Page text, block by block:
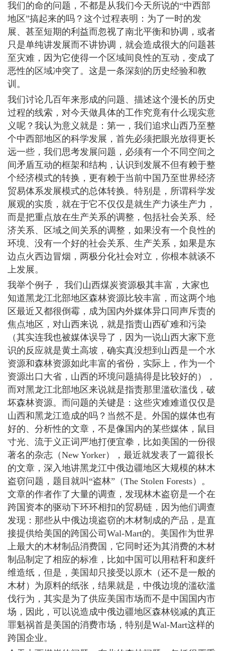
我们的命的问题，不都是从我们今天所说的“中西部
地区”搞起来的吗？这个过程表明：为了一时的发
展、甚至短期的利益而忽视了南北平衡和协调，或者
只是单纯讲发展而不讲协调，就会造成很大的问题甚
至灾难，因为它使得一个区域间良性的互动，变成了
恶性的区域冲突了。这是一条深刻的历史经验和教
训。
我们讨论几百年来形成的问题、描述这个漫长的历史
过程的线索，对今天做具体的工作究竟有什么现实意
义呢？我认为意义就是：第一，我们追求山西乃至整
个中西部地区的科学发展，首先必须把眼光放得更长
远一些，我们思考发展问题，必须有一个不同空间之
间矛盾互动的框架和结构，认识到发展不但有赖于整
个经济模式的转换，更有赖于当前中国乃至世界经济
贸易体系发展模式的总体转换。特别是，所谓科学发
展观的实质，就在于它不仅仅是就生产力谈生产力，
而是把重点放在生产关系的调整，包括社会关系、经
济关系、区域之间关系的调整，如果没有一个良性的
环境、没有一个好的社会关系、生产关系，如果是东
边点火西边冒烟，两极分化社会对立，你根本就谈不
上发展。
我举个例子， 我们山西煤炭资源极其丰富，大家也
知道黑龙江北部地区森林资源比较丰富，而这两个地
区最近又都很倒霉，成为国内外媒体异口同声斥责的
焦点地区，对山西来说，就是指责山西矿难和污染
（其实连我也被媒体误导了，因为一说山西大家下意
识的反应就是黄土高坡，确实真没想到山西是一个水
资源和森林资源如此丰富的省份，实际上，作为一个
资源出口大省，山西的环境问题搞得是比较好的），
而对黑龙江北部地区来说就是指责那里滥砍滥伐，破
坏森林资源。而问题的关键是：这些灾难难道仅仅是
山西和黑龙江造成的吗？当然不是。外国的媒体也有
好的、分析性的文章，不是像国内的某些媒体，鼠目
寸光、流于义正词严地打便宜拳，比如美国的一份很
著名的杂志（New Yorker），最近就发表了一篇很长
的文章，深入地讲黑龙江中俄边疆地区大规模的林木
盗窃问题，题目就叫“盗林”（The Stolen Forests）。
文章的作者作了大量的调查，发现林木盗窃是一个在
跨国资本的驱动下环环相扣的贸易链，因为他们调查
发现：那些从中俄边境盗窃的木材制成的产品，是直
接提供给美国的跨国公司Wal-Mart的。美国作为世界
上最大的木材制品消费国，它同时还为其消费的木材
制品制定了相应的标准，比如中国可以用秸秆和废纤
维造纸，但是，美国却只接受以原木（还不是一般的
木材）为原料的纸张，结果就是，中俄边境的滥砍滥
伐行为，其实是为了供应美国市场而不是中国国内市
场，因此，可以说造成中俄边疆地区森林锐减的真正
罪魁祸首是美国的消费市场，特别是Wal-Mart这样的
跨国企业。